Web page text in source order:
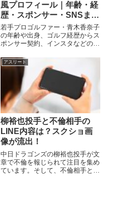
風プロフィール｜年齢・経
歴・スポンサー・SNSまと
め！
若手プロゴルファー・青木香奈子
の年齢や出身、ゴルフ経歴からス
ポンサー契約、インスタなどの
アスリート
柳裕也投手と不倫相手の
LINE内容は？スクショ画
像が流出！
中日ドラゴンズの柳裕也投手が文
章で不倫を報じられて注目を集め
ています。そして、不倫相手との